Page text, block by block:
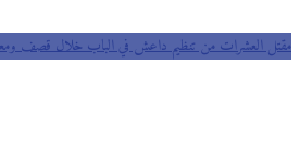
مقتل العشرات من تنظيم داعش في الباب خلال قصف